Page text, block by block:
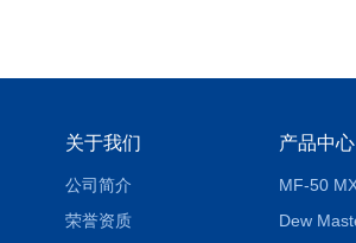
关于我们
公司简介
荣誉资质
产品中心